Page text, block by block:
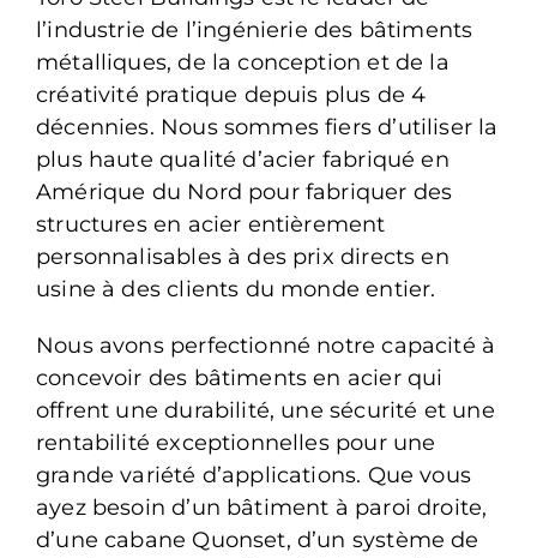
l’industrie de l’ingénierie des bâtiments
métalliques, de la conception et de la
créativité pratique depuis plus de 4
décennies. Nous sommes fiers d’utiliser la
plus haute qualité d’acier fabriqué en
Amérique du Nord pour fabriquer des
structures en acier entièrement
personnalisables à des prix directs en
usine à des clients du monde entier.
Nous avons perfectionné notre capacité à
concevoir des bâtiments en acier qui
offrent une durabilité, une sécurité et une
rentabilité exceptionnelles pour une
grande variété d’applications. Que vous
ayez besoin d’un bâtiment à paroi droite,
d’une cabane Quonset, d’un système de